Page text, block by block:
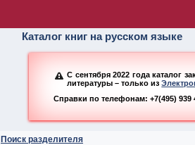
Каталог книг на русском языке
С сентября 2022 года каталог
литературы – только из
Справки по телефонам: +7(495) 939
Поиск разделителя